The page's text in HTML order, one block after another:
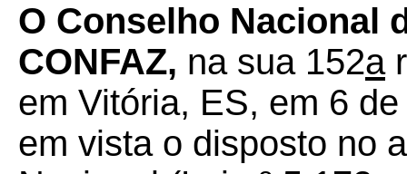
O Conselho Nacional
CONFAZ, na sua 152a
em Vitória, ES, em 6
em vista o disposto no